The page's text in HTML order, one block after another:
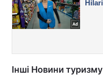
Інші Новини туризму